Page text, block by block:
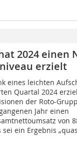
2024 einen
erzielt
eines leichten
Quartal 2024
der Roto-
Jahr einen
von
sei ein Ergebnis